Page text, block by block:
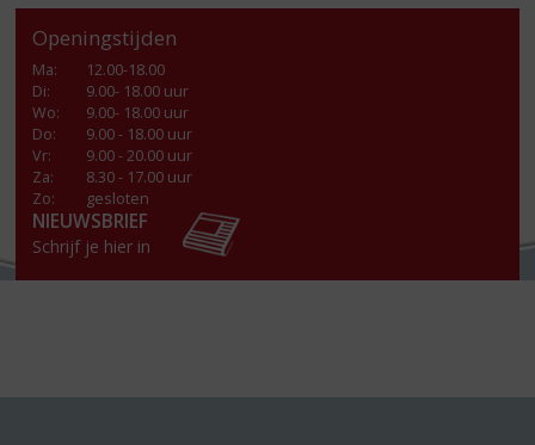
Openingstijden
Ma:
12.00-18.00
Di:
9.00- 18.00 uur
Wo:
9.00- 18.00 uur
Do:
9.00 - 18.00 uur
Vr:
9.00 - 20.00 uur
Za:
8.30 - 17.00 uur
Zo:
gesloten
NIEUWSBRIEF
Schrijf je hier in